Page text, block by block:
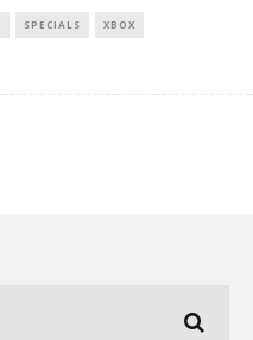
SPECIALS XBOX